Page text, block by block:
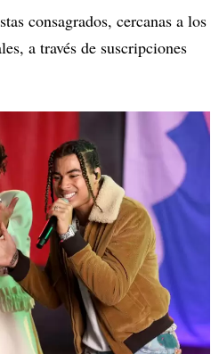
consagrados, cercanas a los
a través de suscripciones